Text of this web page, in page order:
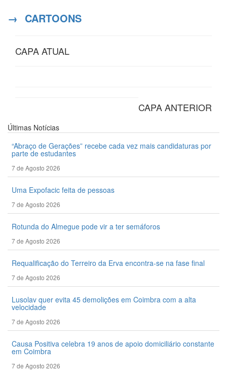
→ CARTOONS
CAPA ATUAL
CAPA ANTERIOR
Últimas Notícias
“Abraço de Gerações” recebe cada vez mais candidaturas por
parte de estudantes
7 de Agosto 2026
Uma Expofacic feita de pessoas
7 de Agosto 2026
Rotunda do Almegue pode vir a ter semáforos
7 de Agosto 2026
Requalificação do Terreiro da Erva encontra-se na fase final
7 de Agosto 2026
Lusolav quer evita 45 demolições em Coimbra com a alta
velocidade
7 de Agosto 2026
Causa Positiva celebra 19 anos de apoio domiciliário constante
em Coimbra
7 de Agosto 2026